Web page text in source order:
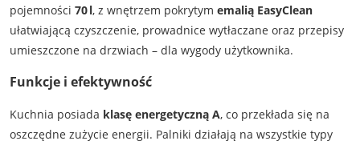
pojemności 70 l, z wnętrzem pokrytym emalią EasyClean
ułatwiającą czyszczenie, prowadnice wytłaczane oraz przepisy
umieszczone na drzwiach – dla wygody użytkownika.
Funkcje i efektywność
Kuchnia posiada klasę energetyczną A, co przekłada się na
oszczędne zużycie energii. Palniki działają na wszystkie typy